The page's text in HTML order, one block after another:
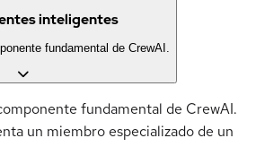
inteligentes
fundamental de CrewAI.
fundamental de CrewAI.
un miembro especializado de un